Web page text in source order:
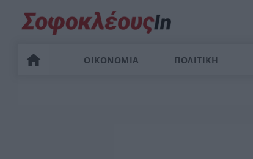
ΟΙΚΟΝΟΜΙΑ ΠΟΛΙΤΙΚΗ